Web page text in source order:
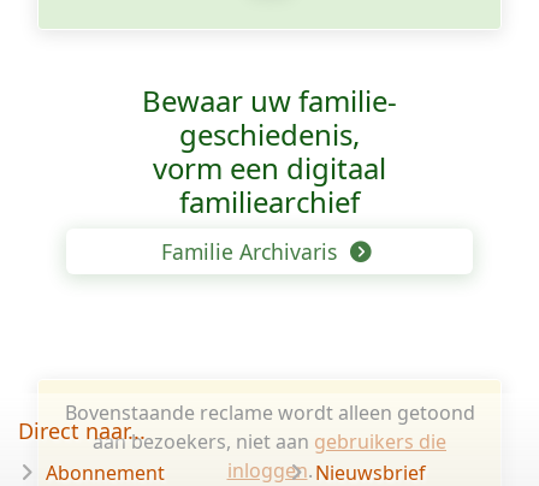
Bewaar uw familie­
geschiedenis,
vorm een digitaal
familiearchief
Familie Archivaris
Bovenstaande reclame wordt alleen getoond
aan bezoekers, niet aan gebruikers die
inloggen.
Direct naar...
Abonnement Nieuwsbrief